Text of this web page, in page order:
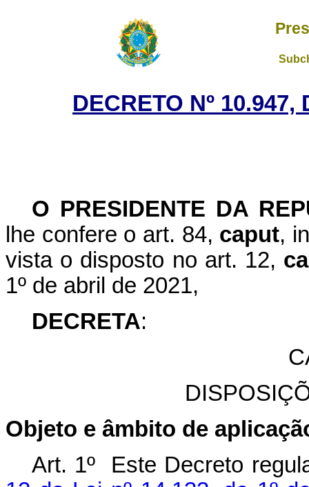
DECRETO Nº
O PRESIDENTE DA
lhe confere o art. 84, caput,
vista o disposto no art. 12,
1º de abril de 2021,
DECRETA:
Objeto e âmbito de
Art. 1º Este Decreto